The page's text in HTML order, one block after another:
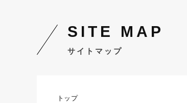
SITE MAP
サイトマップ
トップ